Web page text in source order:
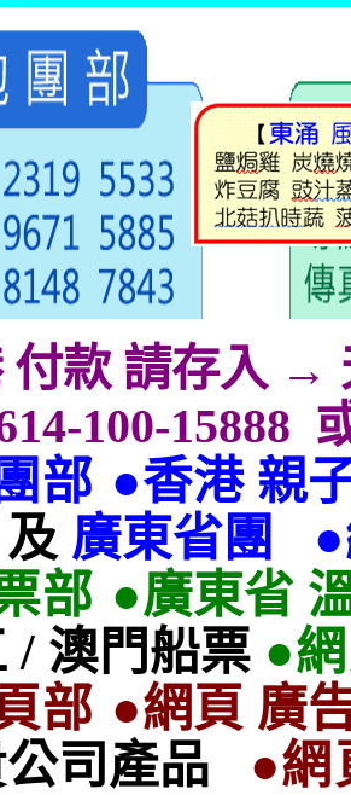
付款 請存入 →
100-15888
部 ●香港 親
廣東省團
部 ●廣東省
/ 澳門船票 ●
部 ●網頁 廣
司產品
●網